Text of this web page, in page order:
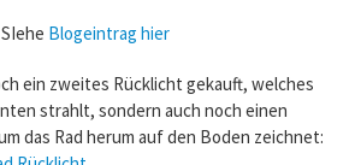
SIehe Blogeintrag hier
ein zweites Rücklicht gekauft, welches
strahlt, sondern auch noch einen
das Rad herum auf den Boden zeichnet: